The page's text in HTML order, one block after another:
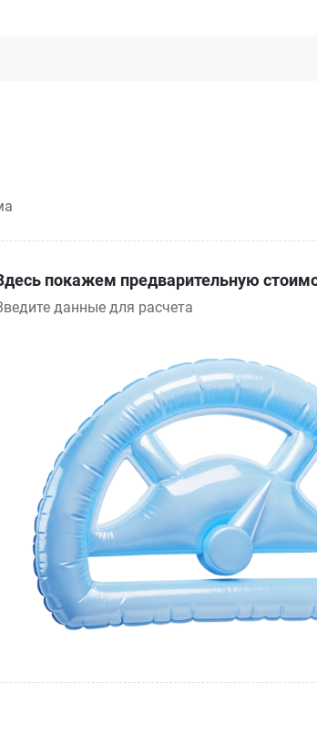
покажем предварительную
данные для расчета